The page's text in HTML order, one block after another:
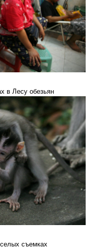
в Лесу обезьян
съемках